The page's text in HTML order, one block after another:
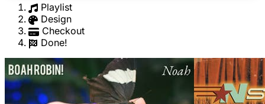
Playlist
Design
Checkout
Done!